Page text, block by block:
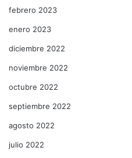
febrero 2023
enero 2023
diciembre 2022
noviembre 2022
octubre 2022
septiembre 2022
agosto 2022
julio 2022